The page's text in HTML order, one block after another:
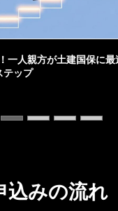
一人親方が土建国保に最
テップ
込みの流れ